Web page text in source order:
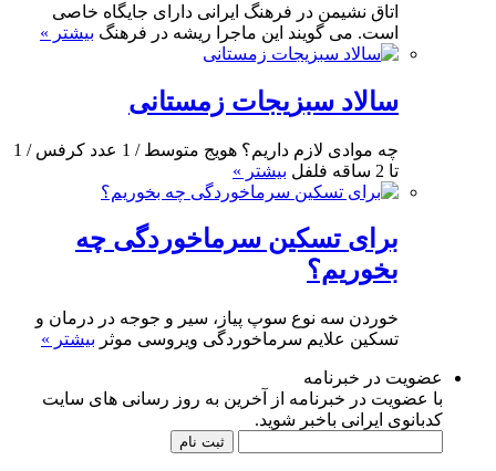
اتاق نشیمن در فرهنگ ایرانی دارای جایگاه خاصی
است. می گویند این ماجرا ریشه در فرهنگ بیشتر »
سالاد سبزیجات زمستانی
چه موادی لازم داریم؟ هویج متوسط / 1 عدد کرفس / 1
تا 2 ساقه فلفل
بیشتر »
برای تسکین سرماخوردگی چه
بخوریم؟
خوردن سه نوع سوپ پیاز، سیر و جوجه در درمان و
تسکین علایم سرماخوردگی ویروسی موثر بیشتر »
عضویت در خبرنامه
با عضویت در خبرنامه از آخرین به روز رسانی های سایت
کدبانوی ایرانی باخبر شوید.